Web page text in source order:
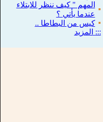
▪
المهم " كيف ننظر للابتلاء
عندما يأتي ؟
▪ كيس من البطاطا ..
::: المزيد